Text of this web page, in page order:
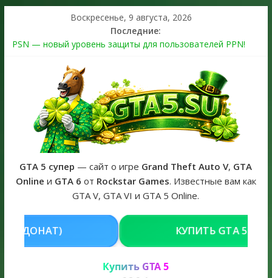
Воскресенье, 9 августа, 2026
Последние:
PSN — новый уровень защиты для пользователей PPN!
The Kortz Center Heist выйдет в GTA Online уже 14 июля
Регистрация в Rockstar Games Social Club ошибка #1.500.7:
как зарегистрировать аккаунт и войти без проблем в 2026
Получайте особые награды в GTA Online по программе
Fine Art Collector
GTA 6 официальная обложка игры и Предзаказ Grand Theft
Auto VI
GTA 5 супер — сайт о игре Grand Theft Auto V, GTA
Online и GTA 6 от Rockstar Games. Известные вам как
GTA V, GTA VI и GTA 5 Online.
КУПИТЬ GTA 5 ONLINE НА PC
Купить GTA 5